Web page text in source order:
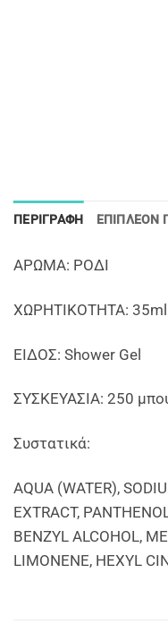
ΠΕΡΙΓΡΑΦΉ ΕΠΙΠΛΈΟΝ
AΡΩΜΑ: ΡΟΔΙ
ΧΩΡΗΤΙΚΟΤΗΤΑ: 35ml
EIΔΟΣ: Shower Gel
ΣΥΣΚΕΥΑΣΙΑ: 250
Συστατικά:
ΑQUA (WATER),
EXTRACT,
BENZYL ALCOHOL,
LIMONENE, HEXYL